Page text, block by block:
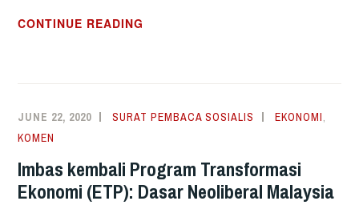
CONTINUE READING
–
NEOLIBERALISME
JUNE 22, 2020 SURAT PEMBACA SOSIALIS EKONOMI,
KOMEN
Imbas kembali Program Transformasi
Ekonomi (ETP): Dasar Neoliberal Malaysia